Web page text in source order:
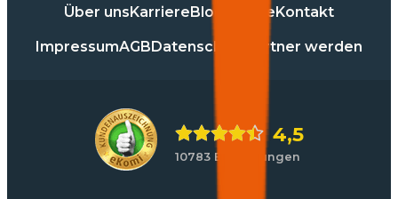
Über unsKarriereBlog PresseKontakt
ImpressumAGBDatenschutz Partner werden
4,5
10783 Bewertungen